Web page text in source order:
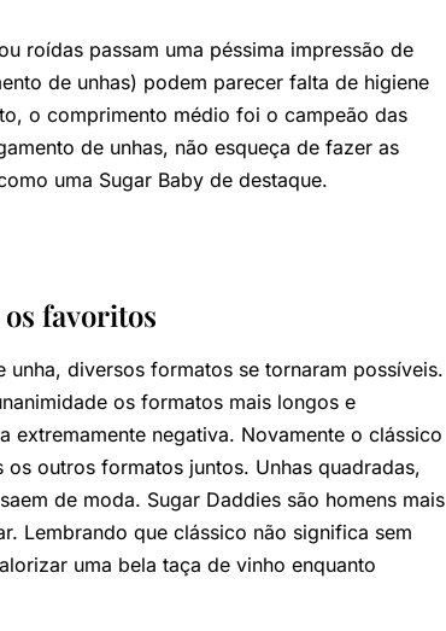
roídas passam uma péssima impressão de
de unhas) podem parecer falta de higiene
o comprimento médio foi o campeão das
de unhas, não esqueça de fazer as
uma Sugar Baby de destaque.
favoritos
diversos formatos se tornaram possíveis.
os formatos mais longos e
extremamente negativa. Novamente o clássico
outros formatos juntos. Unhas quadradas,
de moda. Sugar Daddies são homens mais
Lembrando que clássico não significa sem
uma bela taça de vinho enquanto